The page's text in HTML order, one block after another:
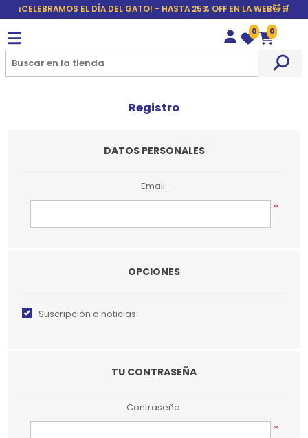
¡CELEBRAMOS EL DÍA DEL GATO! - HASTA 25% OFF EN LA WEB🐱🛒
Wishlist
0
Carrito
0
Registro
DATOS PERSONALES
Email:
*
OPCIONES
Suscripción a noticias:
TU CONTRASEÑA
Contraseña:
*